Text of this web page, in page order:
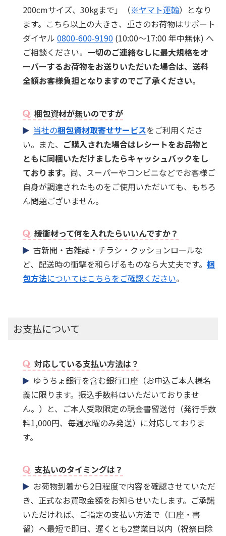
200cmサイズ、30kgまで」（※ヤマト運輸）となり
ます。こちら以上の大きさ、重さのお荷物はサポート
ダイヤル0800-600-9190 (10:00～17:00 年中無休) へ
ご相談ください。 一切のご連絡なしに最大規格をオ
ーバーするお荷物をお送りいただいた場合は、送料
全額お客様負担となりますのでご了承ください。
梱包資材が無いのですが
当社の梱包資材取寄せサービスをご利用くださ
い。また、 ご購入された場合はレシートをお品物と
ともに同梱いただけましたらキャッシュバックをし
ております。 尚、スーパーやコンビニなどでお客様ご
自身が調達されたものをご使用いただいても、もちろ
ん問題ございません。
緩衝材って何を入れたらいいんですか？
古新聞・古雑誌・チラシ・クッションロールな
ど、配送時の衝撃を和らげるものなら大丈夫です。梱
包方法についてはこちらをご確認ください。
お支払について
対応している支払い方法は？
ゆうちょ銀行を含む銀行口座（お申込ご本人様名
義に限ります。振込手数料はいただいておりませ
ん。）と、ご本人受取限定の現金書留送付（発行手数
料1,000円、毎週水曜のみ発送）に対応しておりま
す。
支払いのタイミングは？
お荷物到着から2日程度で内容を確認させていただ
き、正式なお買取金額をお知らせいたします。ご承諾
いただければ、ご指定の支払い方法で（口座・書
留）へ最短で即日、遅くとも2営業日以内（祝祭日除